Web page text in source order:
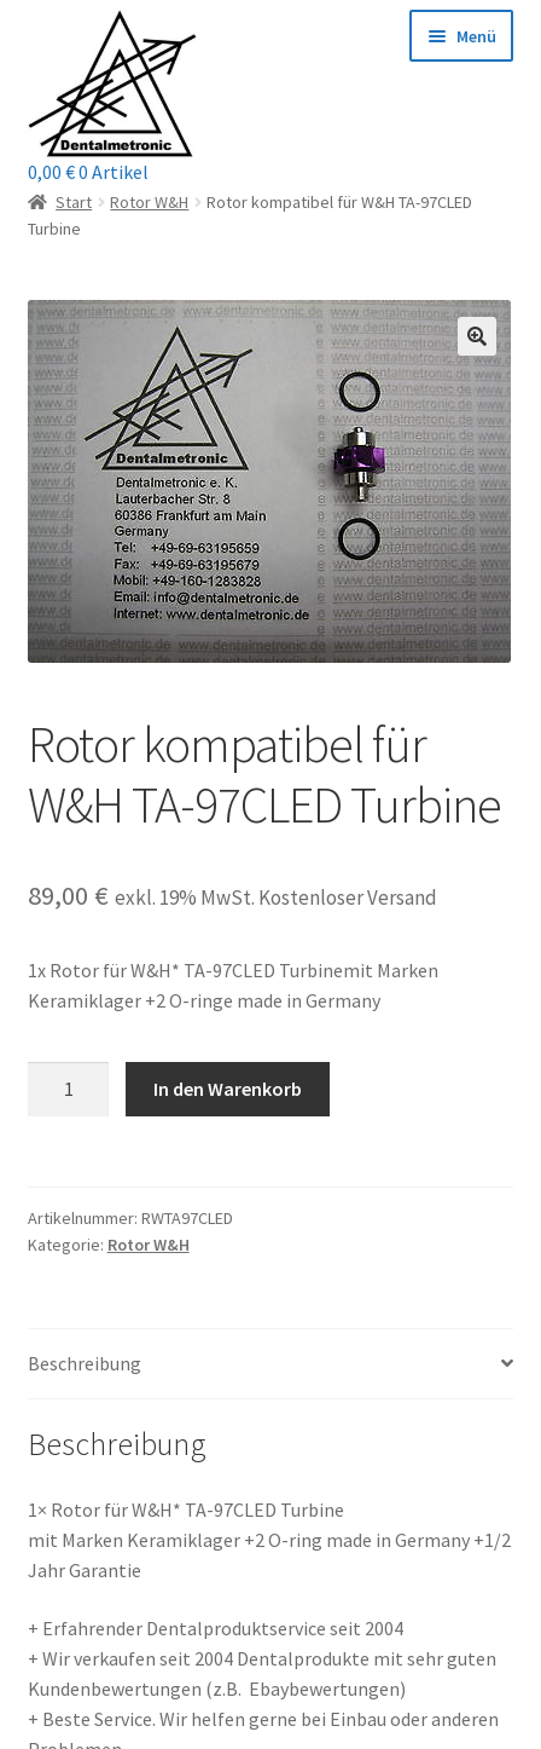
Navigation
springen
springen
Menü
Home
Mein Konto / Login
Kontakt
Reparaturservice
öffnen
Wichtige Infos
öffnen
Unsere Firma
Warenkorb
0,00 €0 Artikel
Start Rotor W&H
Rotor kompatibel für W&H TA-97CLED
Turbine
Rotor kompatibel für
W&H TA-97CLED Turbine
89,00 € exkl. 19% MwSt. Kostenloser Versand
1x Rotor für W&H* TA-97CLED Turbinemit Marken
Keramiklager +2 O-ringe made in Germany
97CLED
Turbine
In den Warenkorb
Artikelnummer: RWTA97CLED
Kategorie: Rotor W&H
Beschreibung
Beschreibung
1× Rotor für W&H* TA-97CLED Turbine
mit Marken Keramiklager +2 O-ring made in Germany +1/2
Jahr Garantie
+ Erfahrender Dentalproduktservice seit 2004
+ Wir verkaufen seit 2004 Dentalprodukte mit sehr guten
Kundenbewertungen (z.B. Ebaybewertungen)
+ Beste Service. Wir helfen gerne bei Einbau oder anderen